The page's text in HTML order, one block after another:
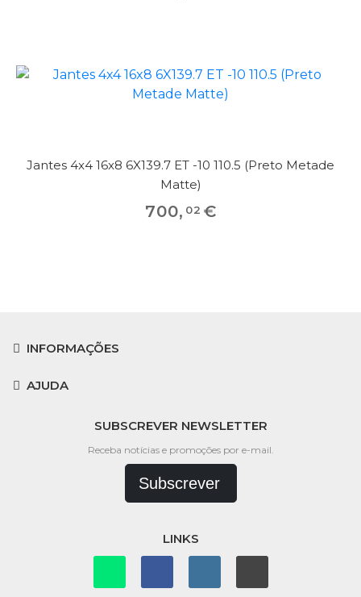
Jantes 4x4 16x8 6X139.7 ET -10 110.5 (Preto Metade
Matte)
700, 02 €
INFORMAÇÕES
AJUDA
SUBSCREVER NEWSLETTER
Receba notícias e promoções por e-mail.
Subscrever
LINKS